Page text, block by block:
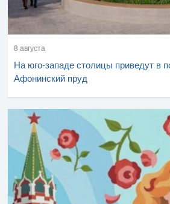
8 августа
На юго-западе столицы приведут в
Афонинский пруд